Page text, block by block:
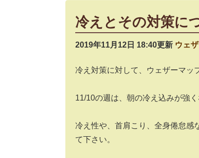
冷えとその対策に
2019年11月12日 18:40更新 ウェ
冷え対策に対して、ウェザーマッ
11/10の週は、朝の冷え込みが強く
冷え性や、首肩こり、全身倦怠感
て下さい。